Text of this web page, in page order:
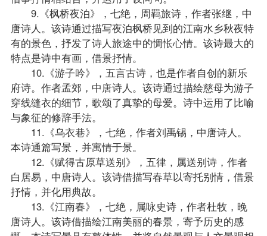
9.《枫桥夜泊》，七绝，周羁旅诗，作者张继，中
唐诗人。该诗通过描写夜泊枫桥见到的江南水乡秋夜特
有的景色，抒发了诗人旅途中的惆怅心情。该诗最大的
特点是诗中有画，借景抒情。
10.《游子吟》，五言古诗，也是作者自创的新乐
府诗。作者孟郊，中唐诗人。该诗通过描绘慈母为游子
穿线缝衣的细节，歌颂了真挚的母爱。诗中运用了比喻
与象征的修辞手法。
11.《乌衣巷》，七绝，作者刘禹锡，中唐诗人。
本诗通篇写景，并寓情于景。
12.《赋得古原草送别》，五律，属送别诗，作者
白居易，中唐诗人。该诗借描写春草以寄托别情，借景
抒情，并化用典故。
13.《江南春》，七绝，属咏史诗，作者杜牧，晚
唐诗人。该诗借描绘江南美丽的春景，寄予历史的感